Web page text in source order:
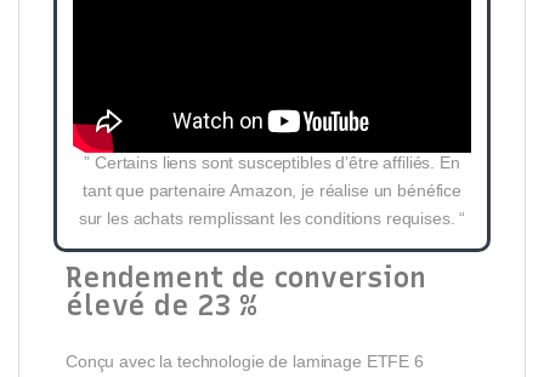
” Certains liens sont susceptibles d’être affiliés. En
tant que partenaire Amazon, je réalise un bénéfice
sur les achats remplissant les conditions requises. “
Rendement de conversion
élevé de 23 %
Conçu avec la technologie de laminage ETFE 6